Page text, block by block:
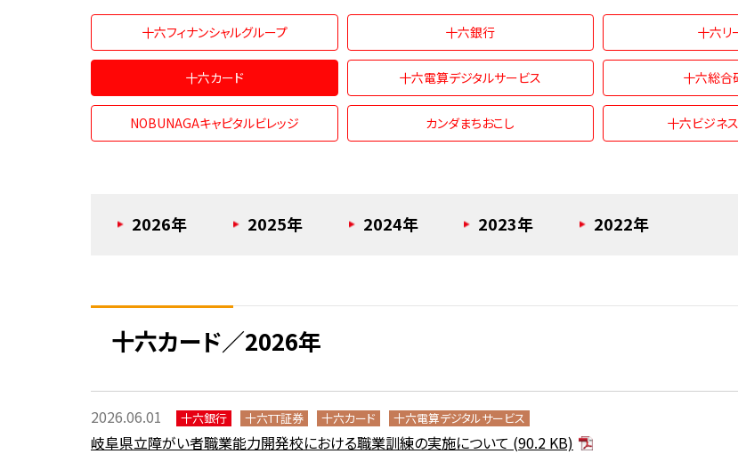
十六フィナンシャルグループ 十六銀行 十六リ
十六カード 十六電算デジタルサービス 十六総合
NOBUNAGAキャピタルビレッジ カンダまちおこし 十六ビジネ
2026年 2025年 2024年 2023年 2022年
十六カード／2026年
2026.06.01 十六銀行 十六TT証券 十六カード 十六電算デジタルサービス
岐阜県立障がい者職業能力開発校における職業訓練の実施について (90.2 KB)